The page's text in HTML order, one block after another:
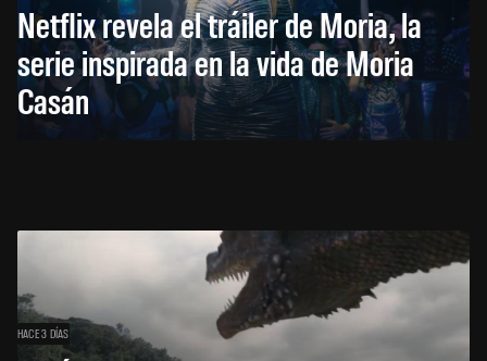
Netflix revela el tráiler de Moria, la
serie inspirada en la vida de Moria
Casán
HACE 3 DÍAS